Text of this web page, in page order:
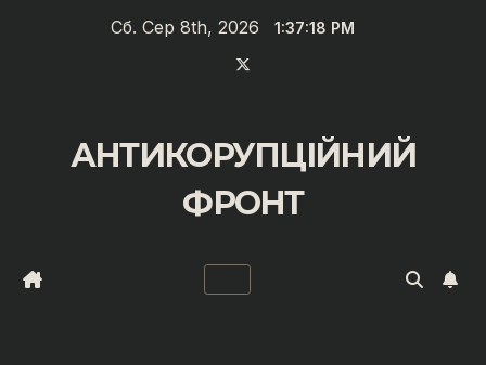
Сб. Сер 8th, 2026 1:37:18 PM
АНТИКОРУПЦІЙНИЙ
ФРОНТ